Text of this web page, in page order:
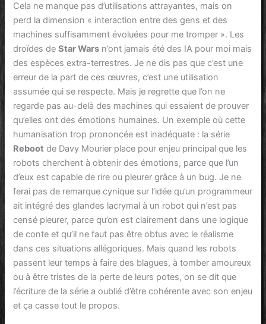
Cela ne manque pas d’utilisations attrayantes, mais on
perd la dimension « interaction entre des gens et des
machines suffisamment évoluées pour me tromper ». Les
droïdes deStar Wars n’ont jamais été des IA pour moi mais
des espèces extra-terrestres. Je ne dis pas que c’est une
erreur de la part de ces œuvres, c’est une utilisation
assumée qui se respecte. Mais je regrette que l’on ne
regarde pas au-delà des machines qui essaient de prouver
qu’elles ont des émotions humaines. Un exemple où cette
humanisation trop prononcée est inadéquate : la série
Reboot de Davy Mourier place pour enjeu principal que les
robots cherchent à obtenir des émotions, parce que l’un
d’eux est capable de rire ou pleurer grâce à un bug. Je ne
ferai pas de remarque cynique sur l’idée qu’un programmeur
ait intégré des glandes lacrymal à un robot qui n’est pas
censé pleurer, parce qu’on est clairement dans une logique
de conte et qu’il ne faut pas être obtus avec le réalisme
dans ces situations allégoriques. Mais quand les robots
passent leur temps à faire des blagues, à tomber amoureux
ou à être tristes de la perte de leurs potes, on se dit que
l’écriture de la série a oublié d’être cohérente avec son enjeu
et ça casse tout le propos.